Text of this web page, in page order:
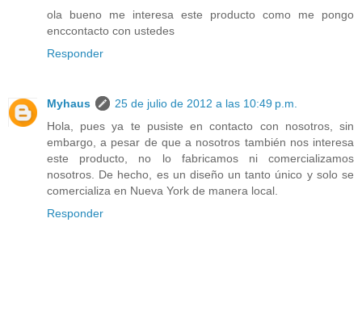
ola bueno me interesa este producto como me pongo
enccontacto con ustedes
Responder
Myhaus
25 de julio de 2012 a las 10:49 p.m.
Hola, pues ya te pusiste en contacto con nosotros, sin
embargo, a pesar de que a nosotros también nos interesa
este producto, no lo fabricamos ni comercializamos
nosotros. De hecho, es un diseño un tanto único y solo se
comercializa en Nueva York de manera local.
Responder